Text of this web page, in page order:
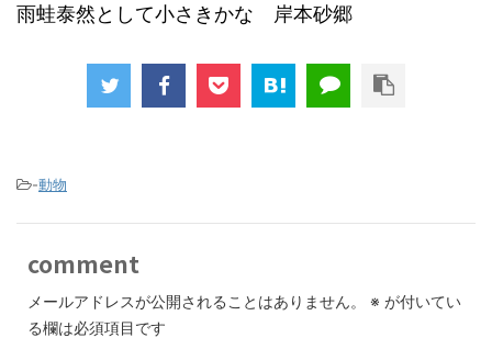
雨蛙泰然として小さきかな 岸本砂郷
-動物
comment
メールアドレスが公開されることはありません。 ※ が付いてい
る欄は必須項目です